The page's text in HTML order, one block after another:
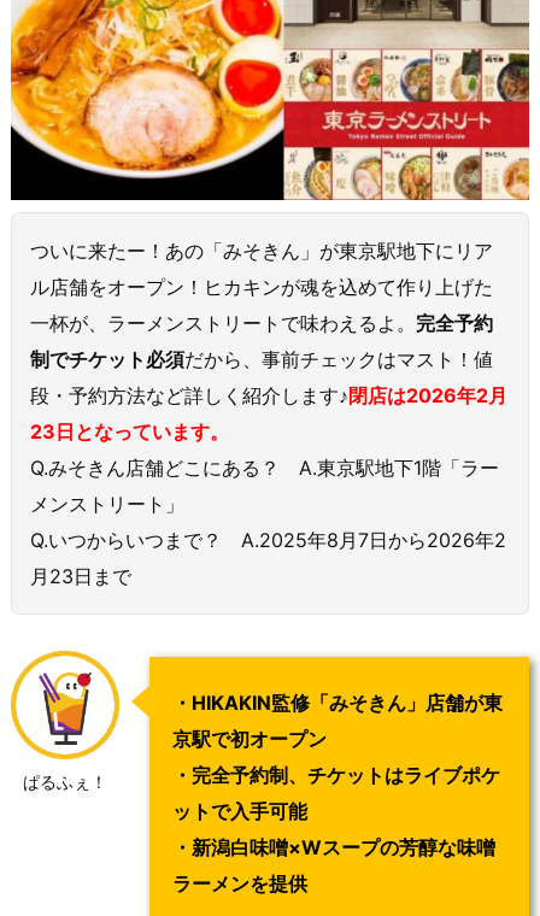
ついに来たー！あの「みそきん」が東京駅地下にリア
ル店舗をオープン！ヒカキンが魂を込めて作り上げた
一杯が、ラーメンストリートで味わえるよ。 完全予約
制でチケット必須だから、事前チェックはマスト！値
段・予約方法など詳しく紹介します♪閉店は2026年2月
23日となっています。
Q.みそきん店舗どこにある？ A.東京駅地下1階「ラー
メンストリート」
Q.いつからいつまで？ A.2025年8月7日から2026年2
月23日まで
ぱるふぇ！
・HIKAKIN監修「みそきん」店舗が東
京駅で初オープン
・完全予約制、チケットはライブポケ
ットで入手可能
・新潟白味噌×Wスープの芳醇な味噌
ラーメンを提供